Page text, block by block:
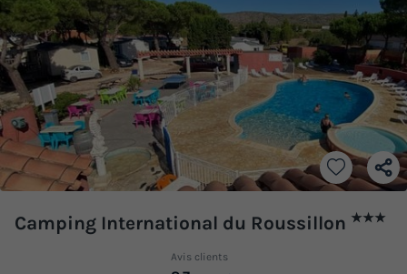
Camping International du Roussillon ★★★
Avis clients